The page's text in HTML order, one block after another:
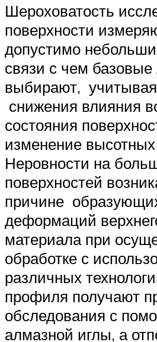
Шероховатость
поверхности
допустимо
связи с чем
выбирают,
снижения влияния
состояния
изменение
Неровности на
поверхностей
причине
деформаций
материала при
обработке с
различных
профиля получают
обследования с
алмазной иглы, а